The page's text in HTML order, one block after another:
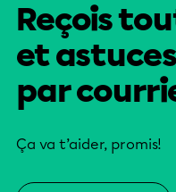
Reçois
et
par
Ça va t’aider, promis!